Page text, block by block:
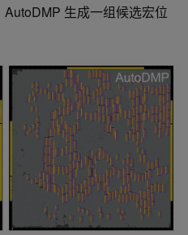
生成一组候选宏位